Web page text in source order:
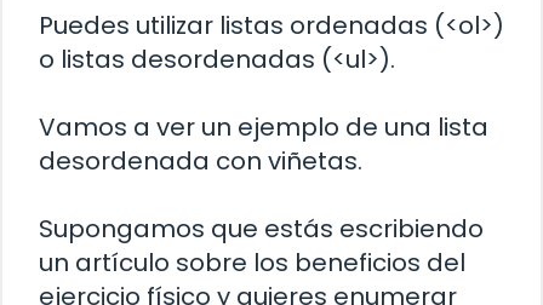
Puedes utilizar listas ordenadas (<ol>)
o listas desordenadas (<ul>).
Vamos a ver un ejemplo de una lista
desordenada con viñetas.
Supongamos que estás escribiendo
un artículo sobre los beneficios del
ejercicio físico y quieres enumerar